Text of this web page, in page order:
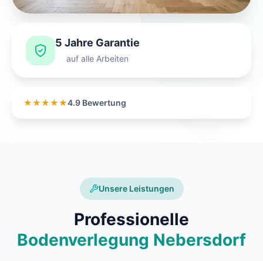
5 Jahre Garantie
auf alle Arbeiten
★★★★★4.9 Bewertung
Unsere Leistungen
Professionelle
Bodenverlegung Nebersdorf